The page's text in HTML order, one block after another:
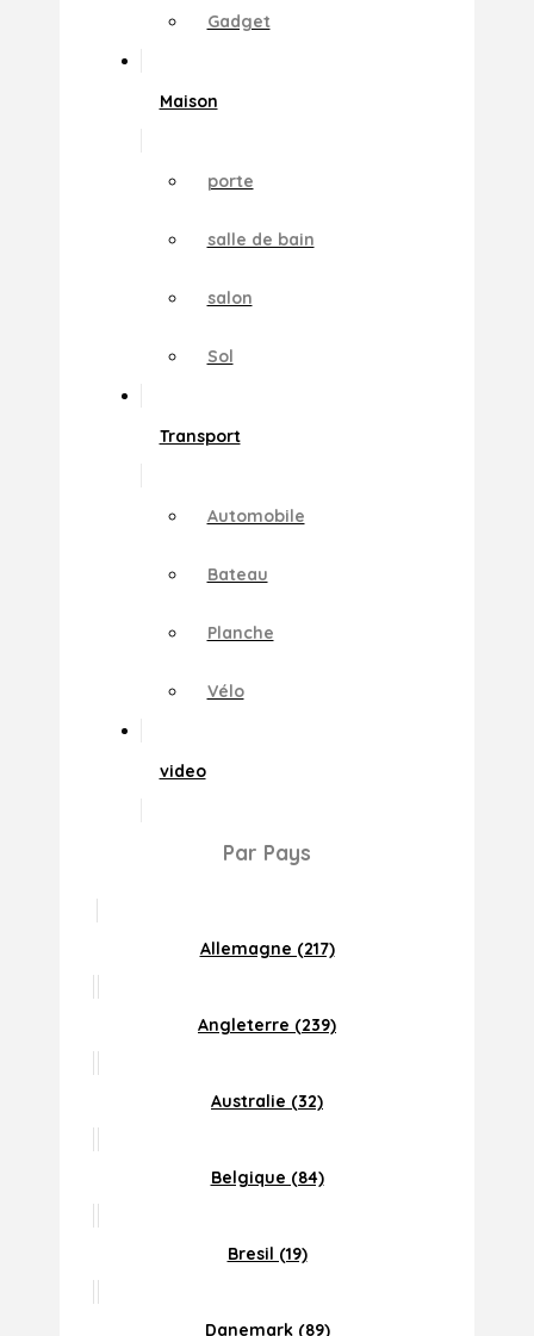
Gadget
Maison
porte
salle de bain
salon
Sol
Transport
Automobile
Bateau
Planche
Vélo
video
Par Pays
Allemagne (217)
Angleterre (239)
Australie (32)
Belgique (84)
Bresil (19)
Danemark (89)